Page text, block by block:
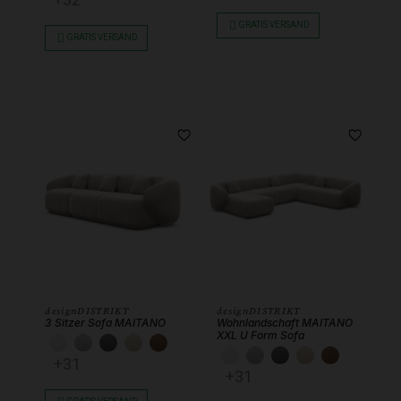
GRATIS VERSAND
GRATIS VERSAND
designDISTRIKT
3 Sitzer Sofa MAITANO
KUNSTLEDER WEISS
KUNSTLEDER HELLGRAU
KUNSTLEDER DUNKELGRAU
KUNSTLEDER BEIGE
KUNSTLEDER SCHOKOBRAUN
designDISTRIKT
Wohnlandschaft MAITANO
XXL U Form Sofa
KUNSTLEDER WEISS
KUNSTLEDER
KUNSTLEDER